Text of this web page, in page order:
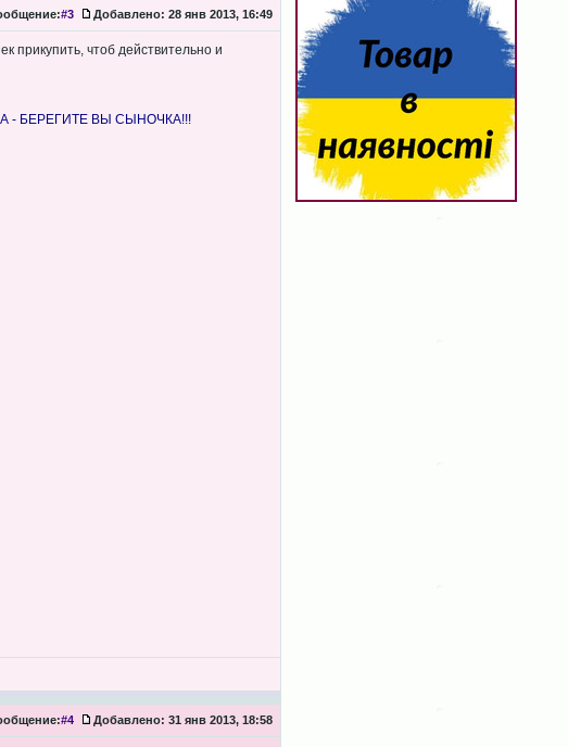
#3 Добавлено: 28 янв 2013, 16:49
прикупить, чтоб действительно и
- БЕРЕГИТЕ ВЫ СЫНОЧКА!!!
#4 Добавлено: 31 янв 2013, 18:58